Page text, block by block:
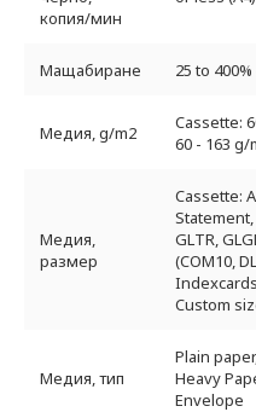
копия/мин
Мащабиране 25 to
Медия, g/m2
Cassette:
60 - 163 g/
Медия,
размер
Cassette:
Statement,
GLTR,
(COM10,
Custom
Медия, тип
Plain
Heavy
Envelope